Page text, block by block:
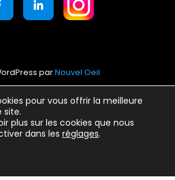
pour vous offrir la meilleure
site.
plus sur les cookies que nous
dans les réglages.
la bannière des cookies GDPR
parNouvel Oeil
Mentions légales
générales d’utilisation
de confidentialité